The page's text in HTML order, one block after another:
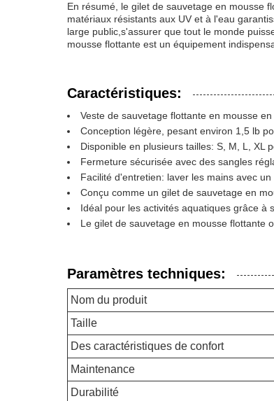
En résumé, le gilet de sauvetage en mousse
matériaux résistants aux UV et à l'eau
large public,s'assurer que tout le monde
mousse flottante est un équipement
Caractéristiques:
Veste de sauvetage flottante en mousse
Conception légère, pesant environ 1,5 lb
Disponible en plusieurs tailles: S, M, L, XL
Fermeture sécurisée avec des sangles
Facilité d'entretien: laver les mains avec
Conçu comme un gilet de sauvetage en
Idéal pour les activités aquatiques grâce à
Le gilet de sauvetage en mousse flottante
Paramètres techniques:
Nom du produit
Taille
Des caractéristiques de confort
Maintenance
Durabilité